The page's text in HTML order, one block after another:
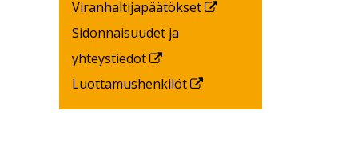
Viranhaltijapäätökset
Sidonnaisuudet ja
yhteystiedot
Luottamushenkilöt